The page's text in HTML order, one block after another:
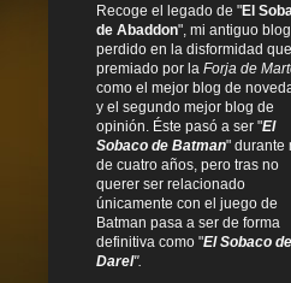
Recoge el legado de "El
de Abaddon", mi antiguo blog
perdido en la disformidad
premiado por la Forja de
como el mejor blog de
y el segundo mejor blog de
opinión. Éste pasó a ser "El
Sobaco de Batman" durante
de cuatro años, pero tras no
querer ser relacionado
únicamente con el juego de
Batman pasa a ser de forma
definitiva como "El Sobaco de
Darel".